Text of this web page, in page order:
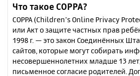
Что такое COPPA?
COPPA (Children’s Online Privacy
или Акт о защите частных прав
1998 г. — это закон Соединённых
сайтов, которые могут собирать
несовершеннолетних младше 13
письменное согласие родителей.